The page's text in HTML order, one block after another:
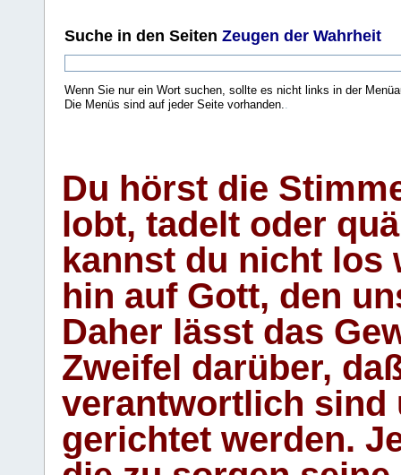
Suche in den Seiten Zeugen der Wahrheit
Wenn Sie nur ein Wort suchen, sollte es nicht links in der
Die Menüs sind auf jeder Seite vorhanden.
Du hörst die
lobt, tadelt oder
kannst du nicht los
hin auf Gott, den
Daher lässt das
Zweifel darüber,
verantwortlich sind
gerichtet werden.